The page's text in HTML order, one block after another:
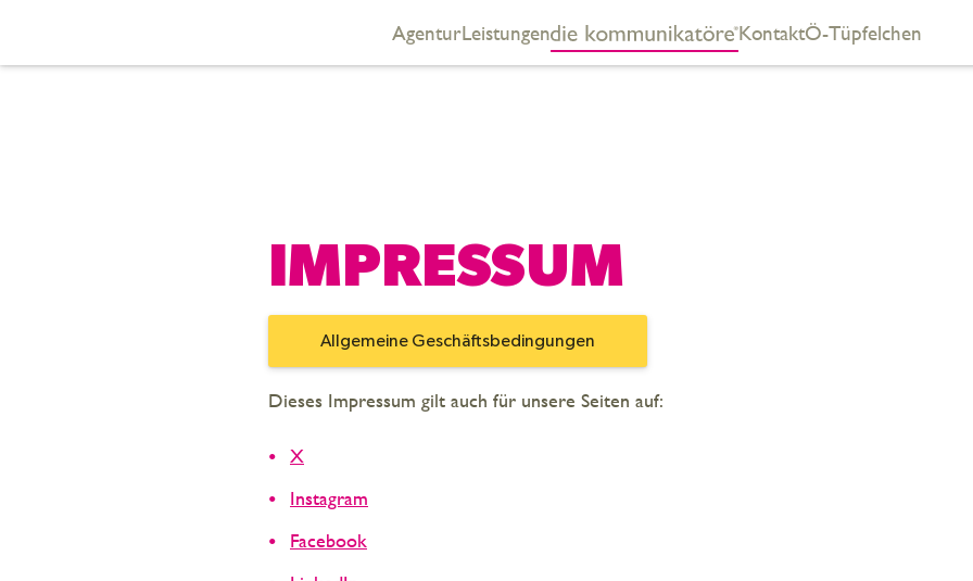
AgenturLeistungen KontaktÖ-Tüpfelchen
IMPRESSUM
Allgemeine Geschäftsbedingungen
Dieses Impressum gilt auch für unsere Seiten auf:
X
Instagram
Facebook